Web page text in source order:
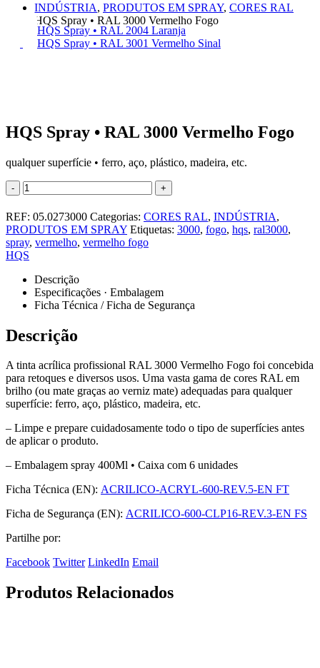
INDÚSTRIA, PRODUTOS EM SPRAY, CORES RAL
HQS Spray • RAL 3000 Vermelho Fogo
HQS Spray • RAL 2004 Laranja
HQS Spray • RAL 3001 Vermelho Sinal
HQS Spray • RAL 3000 Vermelho Fogo
qualquer superfície • ferro, aço, plástico, madeira, etc.
- +
REF: 05.0273000 Categorias: CORES RAL, INDÚSTRIA,
PRODUTOS EM SPRAY Etiquetas: 3000, fogo, hqs, ral3000,
spray, vermelho, vermelho fogo
HQS
Descrição
Especificações · Embalagem
Ficha Técnica / Ficha de Segurança
Descrição
A tinta acrílica profissional RAL 3000 Vermelho Fogo foi concebida
para retoques e diversos usos. Uma vasta gama de cores RAL em
brilho (ou mate graças ao verniz mate) adequadas para qualquer
superfície: ferro, aço, plástico, madeira, etc.
– Limpe e prepare cuidadosamente todo o tipo de superfícies antes
de aplicar o produto.
– Embalagem spray 400Ml • Caixa com 6 unidades
Ficha Técnica (EN): ACRILICO-ACRYL-600-REV.5-EN FT
Ficha de Segurança (EN): ACRILICO-600-CLP16-REV.3-EN FS
Partilhe por:
Facebook Twitter LinkedIn Email
Produtos Relacionados